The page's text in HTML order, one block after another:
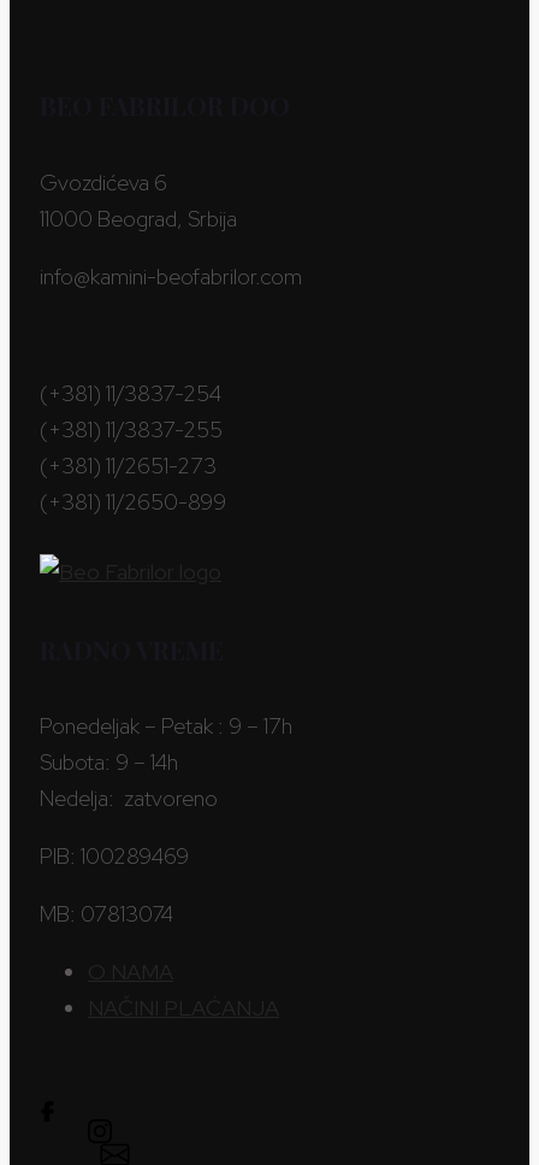
Gvozdićeva 6
11000 Beograd, Srbija
info@kamini-beofabrilor.com
(+381) 11/3837-254
(+381) 11/3837-255
(+381) 11/2651-273
(+381) 11/2650-899
Ponedeljak – Petak : 9 – 17h
Subota: 9 – 14h
Nedelja: zatvoreno
PIB: 100289469
MB: 07813074
O NAMA
NAČINI PLAĆANJA